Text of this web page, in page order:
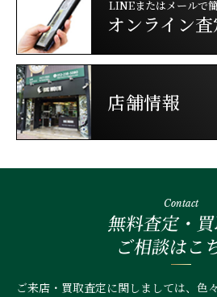
LINEまたはメールで
オンライン
店舗情報
Contact
無料査定・
ご相談はこ
ご来店・買取査定に関しましては、色